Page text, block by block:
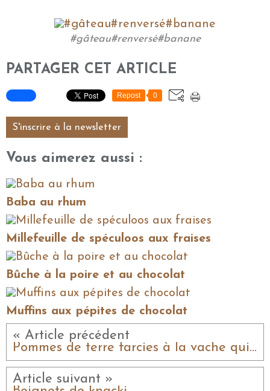
#gâteau#renversé#banane
PARTAGER CET ARTICLE
Repost 0
S'inscrire à la newsletter
Vous aimerez aussi :
Baba au rhum
Millefeuille de spéculoos aux fraises
Bûche à la poire et au chocolat
Muffins aux pépites de chocolat
« Article précédent
Pommes de terre farcies à la vache qui rit
Article suivant »